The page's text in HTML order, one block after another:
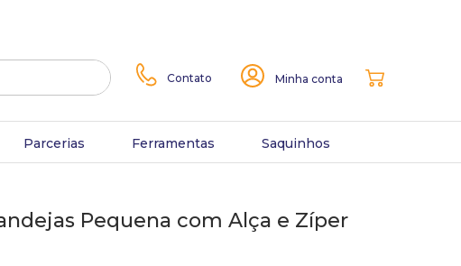
Contato Minha conta
Parcerias Ferramentas Saquinhos
Pequena com Alça e Zíper